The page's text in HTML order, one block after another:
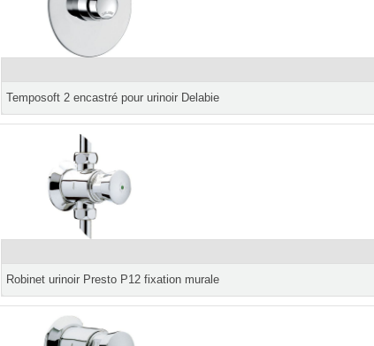
Temposoft 2 encastré pour urinoir Delabie
Robinet urinoir Presto P12 fixation murale